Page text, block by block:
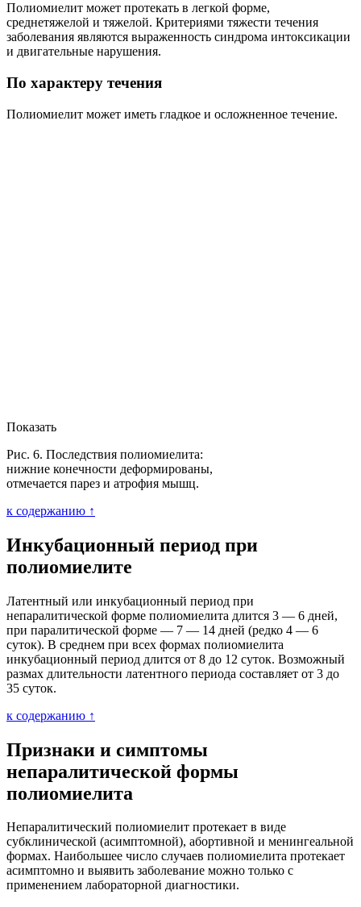
Полиомиелит может протекать в легкой форме,
среднетяжелой и тяжелой. Критериями тяжести течения
заболевания являются выраженность синдрома интоксикации
и двигательные нарушения.
По характеру течения
Полиомиелит может иметь гладкое и осложненное течение.
Показать
Рис. 6. Последствия полиомиелита:
нижние конечности деформированы,
отмечается парез и атрофия мышц.
к содержанию ↑
Инкубационный период при
полиомиелите
Латентный или инкубационный период при
непаралитической форме полиомиелита длится 3 — 6 дней,
при паралитической форме — 7 — 14 дней (редко 4 — 6
суток). В среднем при всех формах полиомиелита
инкубационный период длится от 8 до 12 суток. Возможный
размах длительности латентного периода составляет от 3 до
35 суток.
к содержанию ↑
Признаки и симптомы
непаралитической формы
полиомиелита
Непаралитический полиомиелит протекает в виде
субклинической (асимптомной), абортивной и менингеальной
формах. Наибольшее число случаев полиомиелита протекает
асимптомно и выявить заболевание можно только с
применением лабораторной диагностики.